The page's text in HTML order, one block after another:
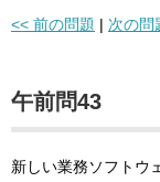
<< 前の問題 | 次の問
午前問43
新しい業務ソフトウ